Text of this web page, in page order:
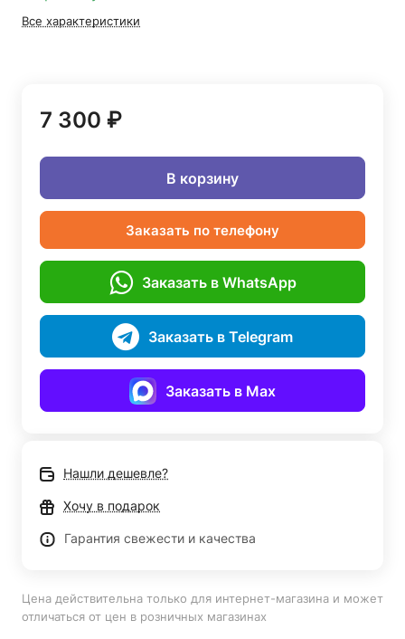
Все характеристики
7 300 ₽
В корзину
Заказать по телефону
Заказать в WhatsApp
Заказать в Telegram
Заказать в Max
Нашли дешевле?
Хочу в подарок
Гарантия свежести и качества
Цена действительна только для интернет-магазина и может
отличаться от цен в розничных магазинах